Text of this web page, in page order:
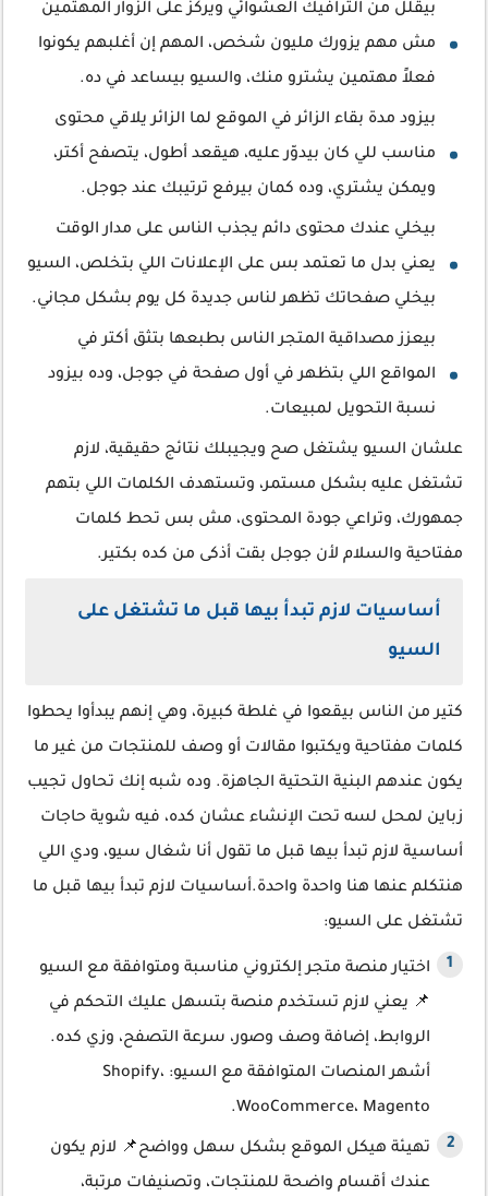
بيقلل من الترافيك العشوائي ويركز على الزوار المهتمين
مش مهم يزورك مليون شخص، المهم إن أغلبهم يكونوا
فعلاً مهتمين يشترو منك، والسيو بيساعد في ده.
بيزود مدة بقاء الزائر في الموقع لما الزائر يلاقي محتوى
مناسب للي كان بيدوّر عليه، هيقعد أطول، يتصفح أكتر،
ويمكن يشتري، وده كمان بيرفع ترتيبك عند جوجل.
بيخلي عندك محتوى دائم يجذب الناس على مدار الوقت
يعني بدل ما تعتمد بس على الإعلانات اللي بتخلص، السيو
بيخلي صفحاتك تظهر لناس جديدة كل يوم بشكل مجاني.
بيعزز مصداقية المتجر الناس بطبعها بتثق أكتر في
المواقع اللي بتظهر في أول صفحة في جوجل، وده بيزود
نسبة التحويل لمبيعات.
علشان السيو يشتغل صح ويجيبلك نتائج حقيقية، لازم
تشتغل عليه بشكل مستمر، وتستهدف الكلمات اللي بتهم
جمهورك، وتراعي جودة المحتوى، مش بس تحط كلمات
مفتاحية والسلام لأن جوجل بقت أذكى من كده بكتير.
أساسيات لازم تبدأ بيها قبل ما تشتغل على
السيو
كتير من الناس بيقعوا في غلطة كبيرة، وهي إنهم يبدأوا يحطوا
كلمات مفتاحية ويكتبوا مقالات أو وصف للمنتجات من غير ما
يكون عندهم البنية التحتية الجاهزة. وده شبه إنك تحاول تجيب
زباين لمحل لسه تحت الإنشاء عشان كده، فيه شوية حاجات
أساسية لازم تبدأ بيها قبل ما تقول أنا شغال سيو، ودي اللي
هنتكلم عنها هنا واحدة واحدة.أساسيات لازم تبدأ بيها قبل ما
تشتغل على السيو:
اختيار منصة متجر إلكتروني مناسبة ومتوافقة مع السيو
📌 يعني لازم تستخدم منصة بتسهل عليك التحكم في
الروابط، إضافة وصف وصور، سرعة التصفح، وزي كده.
أشهر المنصات المتوافقة مع السيو: Shopify،
WooCommerce، Magento.
تهيئة هيكل الموقع بشكل سهل وواضح📌 لازم يكون
عندك أقسام واضحة للمنتجات، وتصنيفات مرتبة،